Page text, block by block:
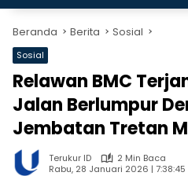
Beranda Berita Sosial
Sosial
Relawan BMC
Jalan Berlumpur
Jembatan Tretan
Terukur ID
2 Min Baca
Rabu, 28 Januari 2026 | 7:38:45